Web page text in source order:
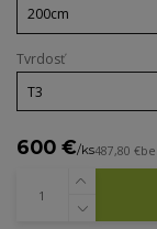
Tvrdosť
600 €/ks487,80 €